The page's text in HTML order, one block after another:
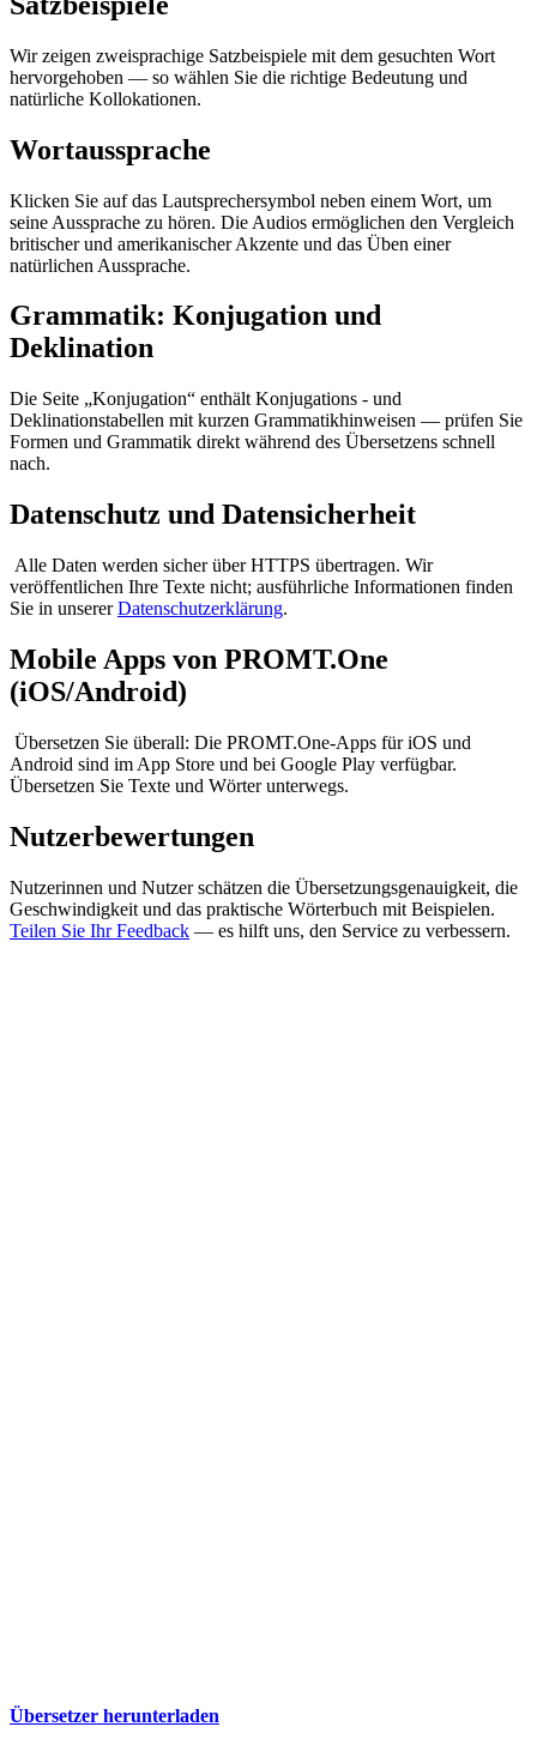
Wir zeigen zweisprachige Satzbeispiele mit dem gesuchten Wort
hervorgehoben — so wählen Sie die richtige Bedeutung und
natürliche Kollokationen.
Wortaussprache
Klicken Sie auf das Lautsprechersymbol neben einem Wort, um
seine Aussprache zu hören. Die Audios ermöglichen den Vergleich
britischer und amerikanischer Akzente und das Üben einer
natürlichen Aussprache.
Grammatik: Konjugation und
Deklination
Die Seite „Konjugation“ enthält Konjugations - und
Deklinationstabellen mit kurzen Grammatikhinweisen — prüfen Sie
Formen und Grammatik direkt während des Übersetzens schnell
nach.
Datenschutz und Datensicherheit
Alle Daten werden sicher über HTTPS übertragen. Wir
veröffentlichen Ihre Texte nicht; ausführliche Informationen finden
Sie in unsererDatenschutzerklärung.
Mobile Apps von PROMT.One
(iOS/Android)
Übersetzen Sie überall: Die PROMT.One-Apps für iOS und
Android sind im App Store und bei Google Play verfügbar.
Übersetzen Sie Texte und Wörter unterwegs.
Nutzerbewertungen
Nutzerinnen und Nutzer schätzen die Übersetzungsgenauigkeit, die
Geschwindigkeit und das praktische Wörterbuch mit Beispielen.
Teilen Sie Ihr Feedback — es hilft uns, den Service zu verbessern.
Übersetzer herunterladen